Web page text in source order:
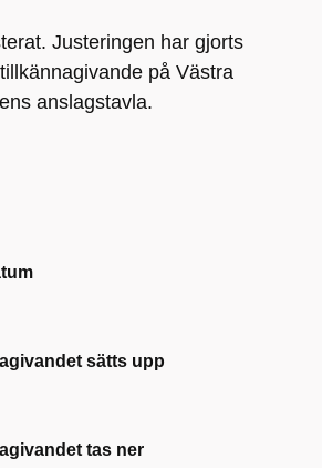
Justeringen har gjorts
på Västra
anslagstavla.
sätts upp
tas ner